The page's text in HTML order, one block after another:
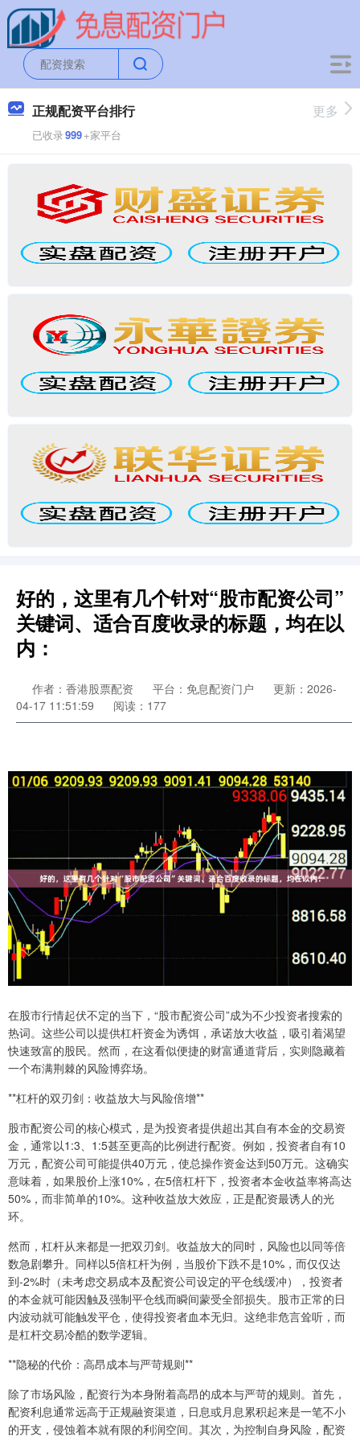
正规配资平台排行
已收录999+家平台
更多
好的，这里有几个针对“股市配资公司”
关键词、适合百度收录的标题，均在以
内：
作者：香港股票配资 平台：免息配资门户
更新：2026-
04-17 11:51:59
阅读：177
在股市行情起伏不定的当下，“股市配资公司”成为不少投资者搜索的
热词。这些公司以提供杠杆资金为诱饵，承诺放大收益，吸引着渴望
快速致富的股民。然而，在这看似便捷的财富通道背后，实则隐藏着
一个布满荆棘的风险博弈场。
**杠杆的双刃剑：收益放大与风险倍增**
股市配资公司的核心模式，是为投资者提供超出其自有本金的交易资
金，通常以1:3、1:5甚至更高的比例进行配资。例如，投资者自有10
万元，配资公司可能提供40万元，使总操作资金达到50万元。这确实
意味着，如果股价上涨10%，在5倍杠杆下，投资者本金收益率将高达
50%，而非简单的10%。这种收益放大效应，正是配资最诱人的光
环。
然而，杠杆从来都是一把双刃剑。收益放大的同时，风险也以同等倍
数急剧攀升。同样以5倍杠杆为例，当股价下跌不是10%，而仅仅达
到-2%时（未考虑交易成本及配资公司设定的平仓线缓冲），投资者
的本金就可能因触及强制平仓线而瞬间蒙受全部损失。股市正常的日
内波动就可能触发平仓，使得投资者血本无归。这绝非危言耸听，而
是杠杆交易冷酷的数学逻辑。
**隐秘的代价：高昂成本与严苛规则**
除了市场风险，配资行为本身附着高昂的成本与严苛的规则。首先，
配资利息通常远高于正规融资渠道，日息或月息累积起来是一笔不小
的开支，侵蚀着本就有限的利润空间。其次，为控制自身风险，配资